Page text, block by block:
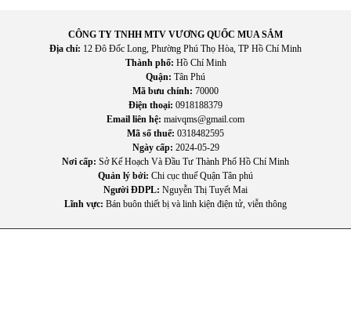
hơn khi rửa tay, rửa mặt hay vệ sinh cá nhân.
Tiện lợi trong sinh hoạt
Không chỉ dùng để tắm, nước nóng còn hữu ích khi rửa bát,
giặt đồ nhẹ hoặc vệ sinh các vật dụng trong gia đình.
Tiết kiệm chi phí lâu dài
Nhờ khả năng giữ nhiệt tốt và tiết kiệm điện, Rapido HA-
15L giúp giảm chi phí điện năng trong thời gian dài.
CÔNG TY TNHH MTV VƯƠNG QUỐC MUA SẮM
Địa chỉ: 12 Đô Đốc Long, Phường Phú Thọ Hòa, TP Hồ Chí Minh
Thành phố: Hồ Chí Minh
Quận: Tân Phú
Mã bưu chính: 70000
Điện thoại: 0918188379
Email liên hệ: maivqms@gmail.com
Mã số thuế: 0318482595
Ngày cấp: 2024-05-29
Nơi cấp: Sở Kế Hoạch Và Đầu Tư Thành Phố Hồ Chí Minh
Quản lý bởi: Chi cục thuế Quận Tân phú
Người ĐDPL: Nguyễn Thị Tuyết Mai
Lĩnh vực: Bán buôn thiết bị và linh kiện điện tử, viễn thông